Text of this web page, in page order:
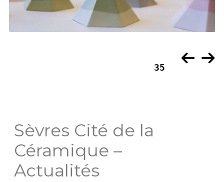
35
Sèvres Cité de la
Céramique –
Actualités